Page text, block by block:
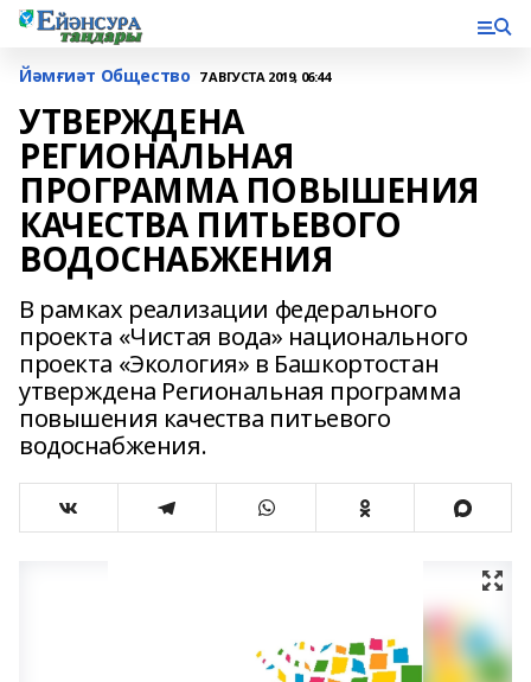
Йәмғиәт Общество 7 АВГУСТА 2019, 06:44
УТВЕРЖДЕНА
РЕГИОНАЛЬНАЯ
ПРОГРАММА ПОВЫШЕНИЯ
КАЧЕСТВА ПИТЬЕВОГО
ВОДОСНАБЖЕНИЯ
В рамках реализации федерального
проекта «Чистая вода» национального
проекта «Экология» в Башкортостан
утверждена Региональная программа
повышения качества питьевого
водоснабжения.